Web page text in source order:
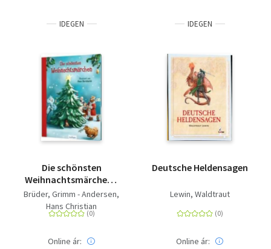
IDEGEN
Die schönsten
Weihnachtsmärchen -
Wunderschön
illustrierte Märchen-
Klassiker
Brüder, Grimm - Andersen,
Hans Christian
Online ár:
IDEGEN
Deutsche Heldensagen
Lewin, Waldtraut
Online ár: